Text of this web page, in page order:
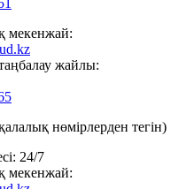
мекенжай:
жайлы:
нөмірлерден тегін)
24/7
мекенжай: